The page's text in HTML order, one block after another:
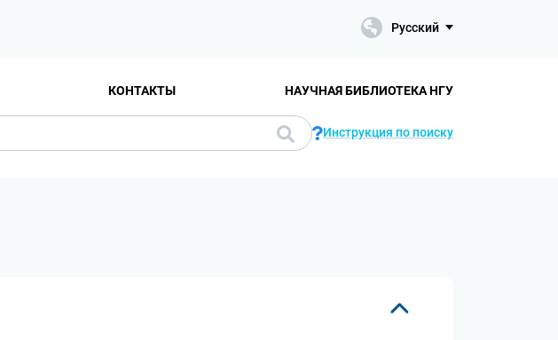
Русский
КОНТАКТЫ НАУЧНАЯ БИБЛИОТЕКА НГУ
Инструкция по поиску